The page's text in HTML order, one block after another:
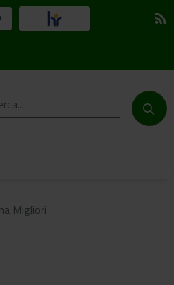
rss_feed
Migliori